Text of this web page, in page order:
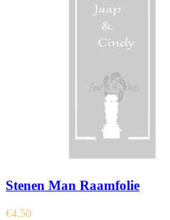
Stenen Man Raamfolie
€4,50